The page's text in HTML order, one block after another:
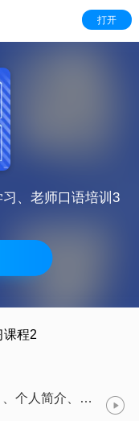
打开
、老师口语培训3
课程2
苏建伟老师：开场白、打招呼、问候 、个人简介、粤语教学